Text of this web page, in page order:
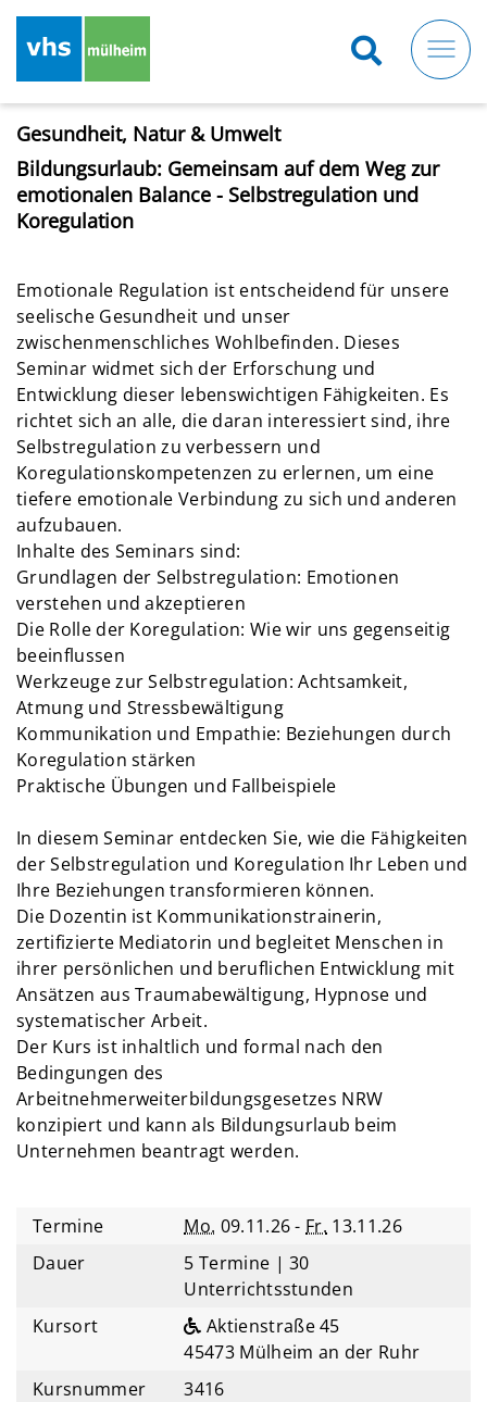
Gesundheit, Natur & Umwelt
Bildungsurlaub: Gemeinsam auf dem Weg zur
emotionalen Balance - Selbstregulation und
Koregulation
Emotionale Regulation ist entscheidend für unsere
seelische Gesundheit und unser
zwischenmenschliches Wohlbefinden. Dieses
Seminar widmet sich der Erforschung und
Entwicklung dieser lebenswichtigen Fähigkeiten. Es
richtet sich an alle, die daran interessiert sind, ihre
Selbstregulation zu verbessern und
Koregulationskompetenzen zu erlernen, um eine
tiefere emotionale Verbindung zu sich und anderen
aufzubauen.
Inhalte des Seminars sind:
Grundlagen der Selbstregulation: Emotionen
verstehen und akzeptieren
Die Rolle der Koregulation: Wie wir uns gegenseitig
beeinflussen
Werkzeuge zur Selbstregulation: Achtsamkeit,
Atmung und Stressbewältigung
Kommunikation und Empathie: Beziehungen durch
Koregulation stärken
Praktische Übungen und Fallbeispiele
In diesem Seminar entdecken Sie, wie die Fähigkeiten
der Selbstregulation und Koregulation Ihr Leben und
Ihre Beziehungen transformieren können.
Die Dozentin ist Kommunikationstrainerin,
zertifizierte Mediatorin und begleitet Menschen in
ihrer persönlichen und beruflichen Entwicklung mit
Ansätzen aus Traumabewältigung, Hypnose und
systematischer Arbeit.
Der Kurs ist inhaltlich und formal nach den
Bedingungen des
Arbeitnehmerweiterbildungsgesetzes NRW
konzipiert und kann als Bildungsurlaub beim
Unternehmen beantragt werden.
Termine Mo. 09.11.26 - Fr. 13.11.26
Dauer
5 Termine | 30
Unterrichtsstunden
Kursort
Aktienstraße 45
45473 Mülheim an der Ruhr
Kursnummer
3416